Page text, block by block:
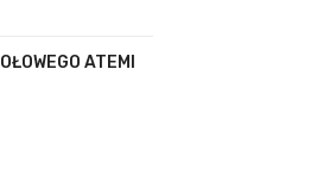
ATEMI